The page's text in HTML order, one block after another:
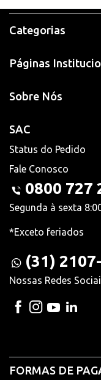
Categorias
Páginas
Sobre Nós
SAC
Status do Pedido
Fale Conosco
0800 727
Segunda à sexta
*Exceto feriados
(31)
Nossas Redes
FORMAS DE